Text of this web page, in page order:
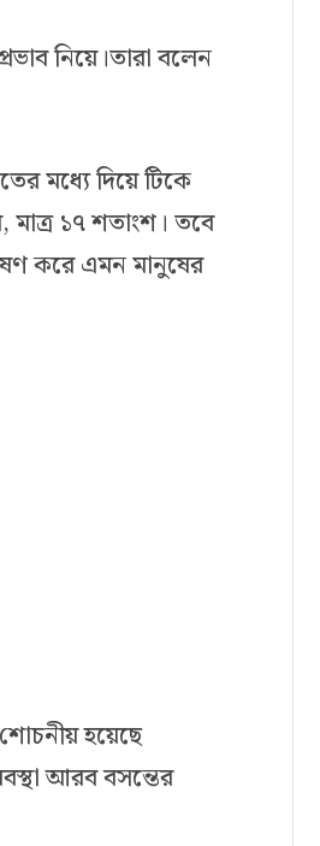
নিয়ে।তারা বলেন
মধ্যে দিয়ে টিকে
মাত্র ১৭ শতাংশ। তবে
করে এমন মানুষের
হয়েছে
আরব বসন্তের